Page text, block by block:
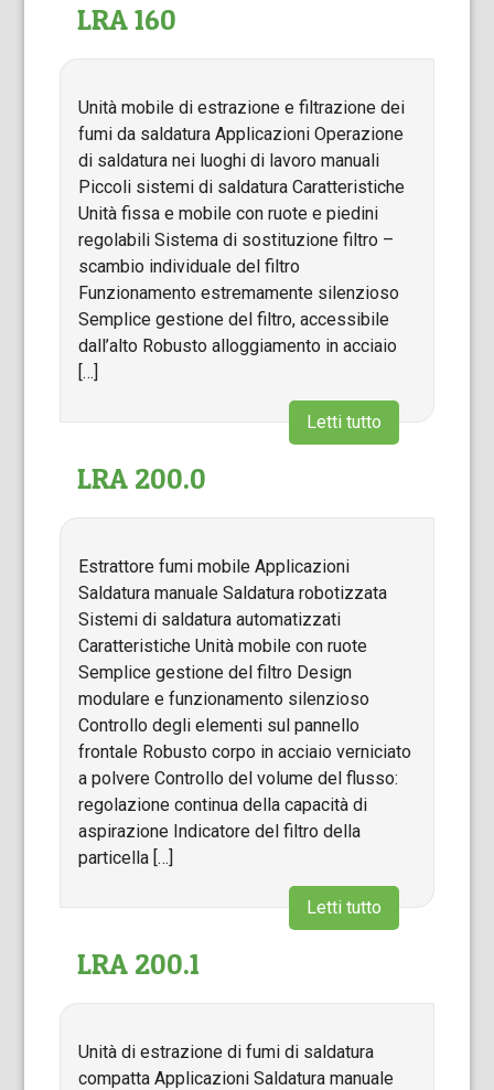
LRA 160
Unità mobile di estrazione e filtrazione dei
fumi da saldatura Applicazioni Operazione
di saldatura nei luoghi di lavoro manuali
Piccoli sistemi di saldatura Caratteristiche
Unità fissa e mobile con ruote e piedini
regolabili Sistema di sostituzione filtro –
scambio individuale del filtro
Funzionamento estremamente silenzioso
Semplice gestione del filtro, accessibile
dall’alto Robusto alloggiamento in acciaio
[…]
Letti tutto
LRA 200.0
Estrattore fumi mobile Applicazioni
Saldatura manuale Saldatura robotizzata
Sistemi di saldatura automatizzati
Caratteristiche Unità mobile con ruote
Semplice gestione del filtro Design
modulare e funzionamento silenzioso
Controllo degli elementi sul pannello
frontale Robusto corpo in acciaio verniciato
a polvere Controllo del volume del flusso:
regolazione continua della capacità di
aspirazione Indicatore del filtro della
particella […]
Letti tutto
LRA 200.1
Unità di estrazione di fumi di saldatura
compatta Applicazioni Saldatura manuale